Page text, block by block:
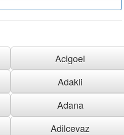
Acigoel
Adakli
Adana
Adilcevaz